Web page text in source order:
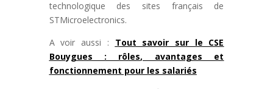
technologique des sites français de
STMicroelectronics.
A voir aussi : Tout savoir sur le CSE
Bouygues : rôles, avantages et
fonctionnement pour les salariés